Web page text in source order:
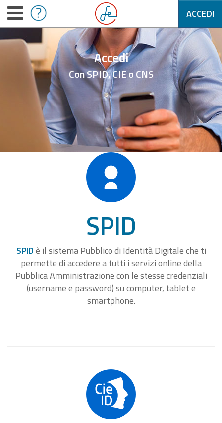
ACCEDI
Accedi
Con SPID, CIE o CNS
SPID
SPIDè il sistema Pubblico di Identità Digitale che ti
permette di accedere a tutti i servizi online della
Pubblica Amministrazione con le stesse credenziali
(username e password) su computer, tablet e
smartphone.